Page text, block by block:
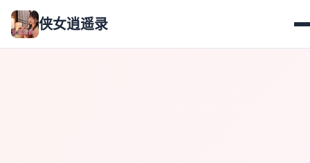
侠女逍遥录